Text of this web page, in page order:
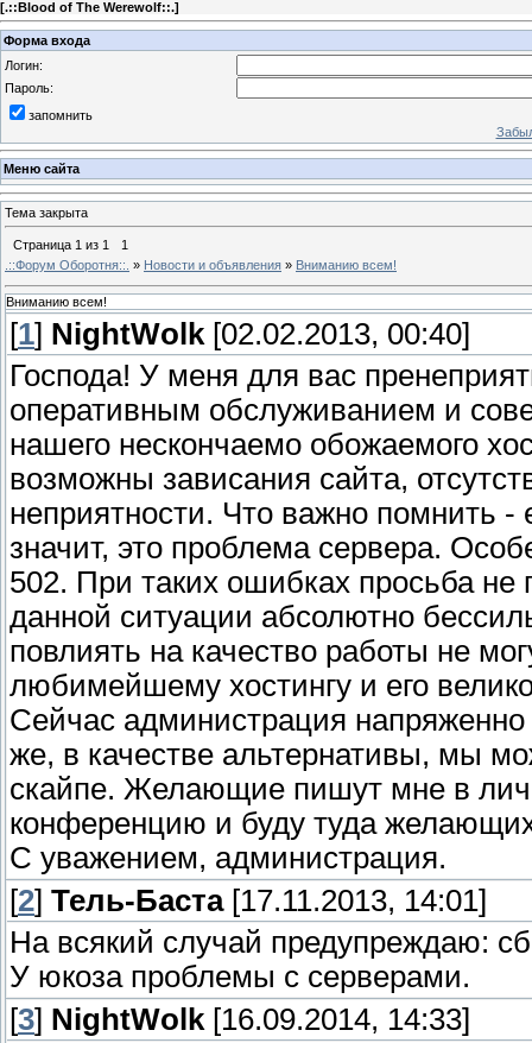
[.::Blood of The Werewolf::.]
Форма входа
Логин:
Пароль:
запомнить
Меню сайта
Тема закрыта
Страница 1 из 1
1
.::Форум Оборотня::. » Новости и объявления » Вниманию всем!
Вниманию всем!
[1] NightWolk [02.02.2013, 00:40]
Господа! У меня для вас
оперативным обслуживанием и
нашего нескончаемо обожаемого
возможны зависания сайта,
неприятности. Что важно помнить
значит, это проблема сервера.
502. При таких ошибках просьба
данной ситуации абсолютно
повлиять на качество работы не
любимейшему хостингу и его
Сейчас администрация
же, в качестве альтернативы, мы
скайпе. Желающие пишут мне в
конференцию и буду туда
С уважением, администрация.
[2] Тель-Баста[17.11.2013, 14:01]
На всякий случай предупреждаю:
У юкоза проблемы с серверами.
[3] NightWolk [16.09.2014, 14:33]